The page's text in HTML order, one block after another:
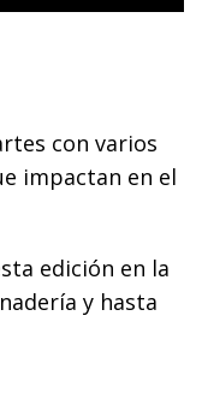
con varios
impactan en el
edición en la
y hasta